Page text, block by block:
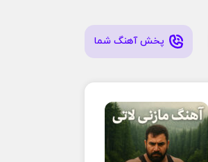
پخش آهنگ شما